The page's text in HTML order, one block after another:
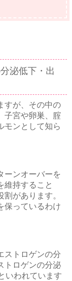
泌低下・出
すが、その中の
子宮や卵巣、腟
モンとして知ら
ーンオーバーを
維持すること
があります。
保っているわけ
ストロゲンの分
トロゲンの分泌
いわれています